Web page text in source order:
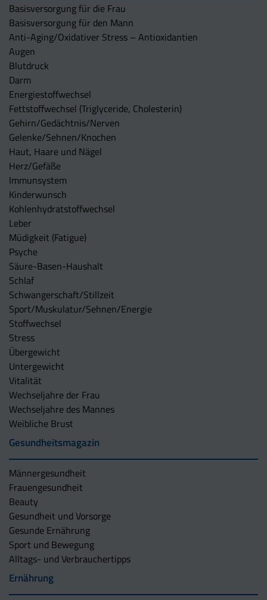
Basisversorgung für die Frau
Basisversorgung für den Mann
Anti-Aging/Oxidativer Stress – Antioxidantien
Augen
Blutdruck
Darm
Energiestoffwechsel
Fettstoffwechsel (Triglyceride, Cholesterin)
Gehirn/Gedächtnis/Nerven
Gelenke/Sehnen/Knochen
Haut, Haare und Nägel
Herz/Gefäße
Immunsystem
Kinderwunsch
Kohlenhydratstoffwechsel
Leber
Müdigkeit (Fatigue)
Psyche
Säure-Basen-Haushalt
Schlaf
Schwangerschaft/Stillzeit
Sport/Muskulatur/Sehnen/Energie
Stoffwechsel
Stress
Übergewicht
Untergewicht
Vitalität
Wechseljahre der Frau
Wechseljahre des Mannes
Weibliche Brust
Gesundheitsmagazin
Männergesundheit
Frauengesundheit
Beauty
Gesundheit und Vorsorge
Gesunde Ernährung
Sport und Bewegung
Alltags- und Verbrauchertipps
Ernährung